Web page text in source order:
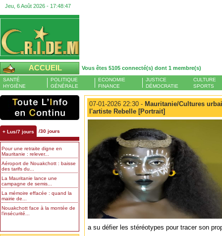
Jeu, 6 Août 2026 - 17:48:47
ACCUEIL Vous êtes 5105 connecté(s) dont 1 membre(s)
SANTÉ
HYGIÈNE
POLITIQUE
GÉNÉRALE
ECONOMIE
FINANCE
JUSTICE
DÉMOCRATIE
CULTURE
SPORTS
+ Lus/7 jours /30 jours
Pour une retraite digne en
Mauritanie : relever...
Aéroport de Nouakchott : baisse
des tarifs du...
La Mauritanie lance une
campagne de semis...
La mémoire effacée : quand la
mairie de...
Nouakchott face à la montée de
l’insécurité...
07-01-2026 22:30 - Mauritanie/Cultures
l'artiste Rebelle [Portrait]
a su défier les stéréotypes pour tracer son